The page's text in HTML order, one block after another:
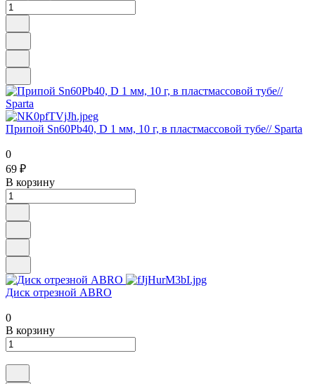
Припой Sn60Pb40, D 1 мм, 10 г, в пластмассовой тубе// Sparta
0
69 ₽
В корзину
Диск отрезной ABRO
0
В корзину